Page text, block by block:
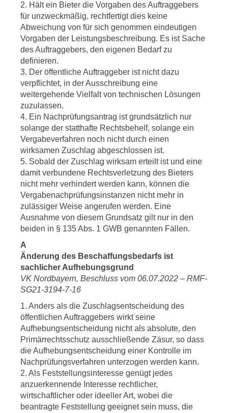
2. Hält ein Bieter die Vorgaben des Auftraggebers
für unzweckmäßig, rechtfertigt dies keine
Abweichung von für sich genommen eindeutigen
Vorgaben der Leistungsbeschreibung. Es ist Sache
des Auftraggebers, den eigenen Bedarf zu
definieren.
3. Der öffentliche Auftraggeber ist nicht dazu
verpflichtet, in der Ausschreibung eine
weitergehende Vielfalt von technischen Lösungen
zuzulassen.
4. Ein Nachprüfungsantrag ist grundsätzlich nur
solange der statthafte Rechtsbehelf, solange ein
Vergabeverfahren noch nicht durch einen
wirksamen Zuschlag abgeschlossen ist.
5. Sobald der Zuschlag wirksam erteilt ist und eine
damit verbundene Rechtsverletzung des Bieters
nicht mehr verhindert werden kann, können die
Vergabenachprüfungsinstanzen nicht mehr in
zulässiger Weise angerufen werden. Eine
Ausnahme von diesem Grundsatz gilt nur in den
beiden in § 135 Abs. 1 GWB genannten Fällen.
A
Änderung des Beschaffungsbedarfs ist
sachlicher Aufhebungsgrund
VK Nordbayern, Beschluss vom 06.07.2022 – RMF-
SG21-3194-7-16
1. Anders als die Zuschlagsentscheidung des
öffentlichen Auftraggebers wirkt seine
Aufhebungsentscheidung nicht als absolute, den
Primärrechtsschutz ausschließende Zäsur, so dass
die Aufhebungsentscheidung einer Kontrolle im
Nachprüfungsverfahren unterzogen werden kann.
2. Als Feststellungsinteresse genügt jedes
anzuerkennende Interesse rechtlicher,
wirtschaftlicher oder ideeller Art, wobei die
beantragte Feststellung geeignet sein muss, die